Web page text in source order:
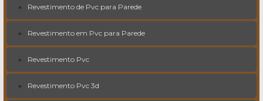
Revestimento de Pvc para Parede
Revestimento em Pvc para Parede
Revestimento Pvc
Revestimento Pvc 3d